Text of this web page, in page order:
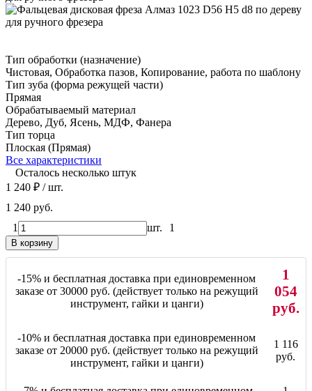
Тип обработки (назначение)
Чистовая, Обработка пазов, Копирование, работа по шаблону
Тип зуба (форма режущей части)
Прямая
Обрабатываемый материал
Дерево, Дуб, Ясень, МДФ, Фанера
Тип торца
Плоская (Прямая)
Все характеристики
Осталось несколько штук
1 240 ₽ / шт.
1 240 руб.
1
шт. 1
В корзину
-15% и бесплатная доставка при единовременном
заказе от 30000 руб. (действует только на режущий
инструмент, гайки и цанги)
1
054
руб.
-10% и бесплатная доставка при единовременном
заказе от 20000 руб. (действует только на режущий
инструмент, гайки и цанги)
1 116
руб.